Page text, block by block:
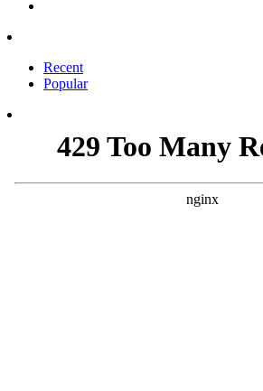
Recent
Popular